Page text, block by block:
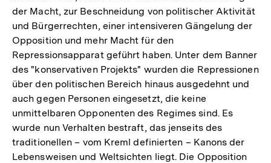
der Macht, zur Beschneidung von politischer Aktivität
und Bürgerrechten, einer intensiveren Gängelung der
Opposition und mehr Macht für den
Repressionsapparat geführt haben. Unter dem Banner
des "konservativen Projekts" wurden die Repressionen
über den politischen Bereich hinaus ausgedehnt und
auch gegen Personen eingesetzt, die keine
unmittelbaren Opponenten des Regimes sind. Es
wurde nun Verhalten bestraft, das jenseits des
traditionellen – vom Kreml definierten – Kanons der
Lebensweisen und Weltsichten liegt. Die Opposition